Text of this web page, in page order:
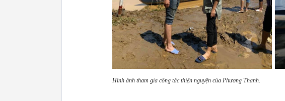
Hình ảnh tham gia công tác thiện nguyện của Phương Thanh.